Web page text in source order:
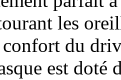
les
du
est doté